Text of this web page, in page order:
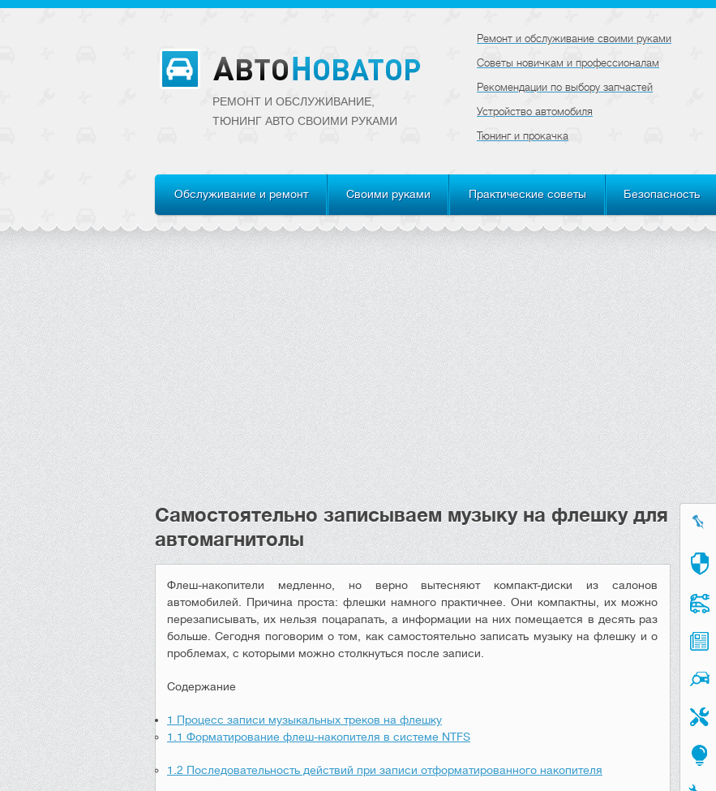
РЕМОНТ И ОБСЛУЖИВАНИЕ,
ТЮНИНГ АВТО CВОИМИ РУКАМИ
Ремонт и обслуживание своими руками
Советы новичкам и профессионалам
Рекомендации по выбору запчастей
Устройство автомобиля
Тюнинг и прокачка
Обслуживание и ремонт Своими руками Практические советы Безопасность
Самостоятельно записываем музыку на флешку для
автомагнитолы
Флеш-накопители медленно, но верно вытесняют компакт-диски из салонов
автомобилей. Причина проста: флешки намного практичнее. Они компактны, их можно
перезаписывать, их нельзя поцарапать, а информации на них помещается в десять раз
больше. Сегодня поговорим о том, как самостоятельно записать музыку на флешку и о
проблемах, с которыми можно столкнуться после записи.
Содержание
1 Процесс записи музыкальных треков на флешку
1.1 Форматирование флеш-накопителя в системе NTFS
1.2 Последовательность действий при записи отформатированного накопителя